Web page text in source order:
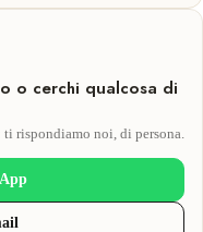
o cerchi qualcosa di
ti rispondiamo noi, di persona.